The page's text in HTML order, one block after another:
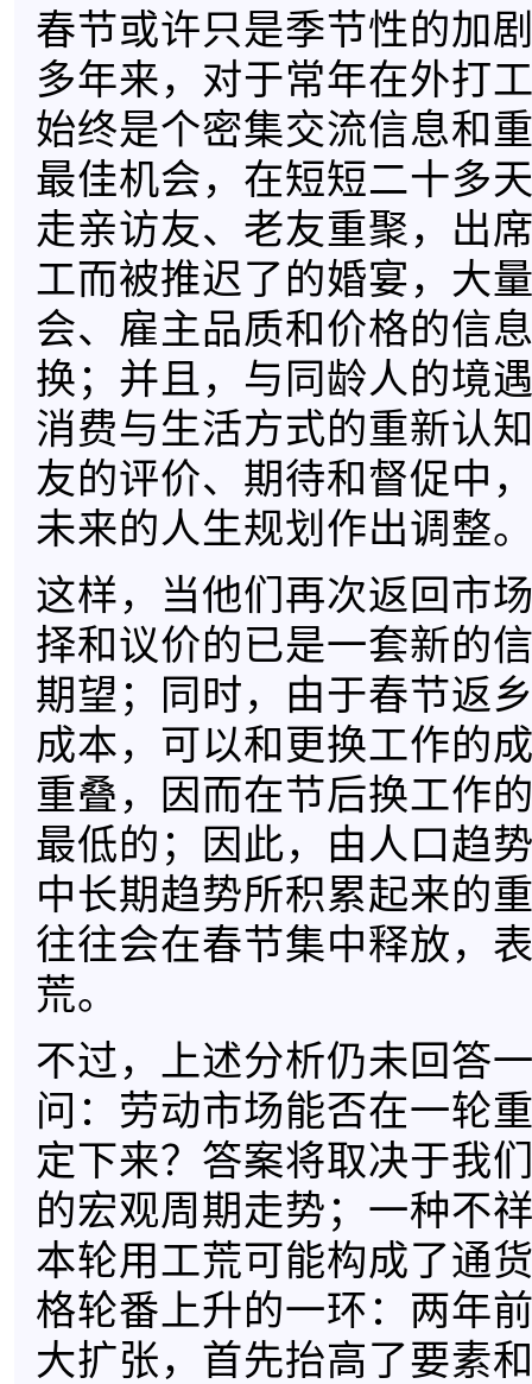
春节或许只是季节性的加
多年来，对于常年在外打
始终是个密集交流信息和
最佳机会，在短短二十多
走亲访友、老友重聚，出
工而被推迟了的婚宴，大
会、雇主品质和价格的信
换；并且，与同龄人的境
消费与生活方式的重新认
友的评价、期待和督促中
未来的人生规划作出调整
这样，当他们再次返回市
择和议价的已是一套新的
期望；同时，由于春节返
成本，可以和更换工作的
重叠，因而在节后换工作
最低的；因此，由人口趋
中长期趋势所积累起来的
往往会在春节集中释放，
荒。
不过，上述分析仍未回答
问：劳动市场能否在一轮
定下来？答案将取决于我
的宏观周期走势；一种不
本轮用工荒可能构成了通
格轮番上升的一环：两年
大扩张，首先抬高了要素